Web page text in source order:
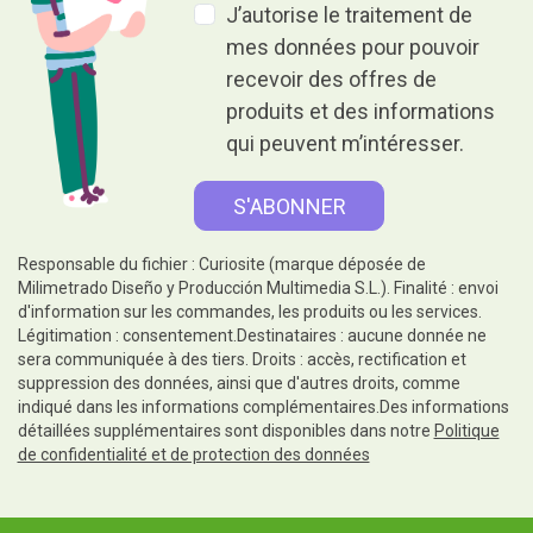
J’autorise le traitement de
mes données pour pouvoir
recevoir des offres de
produits et des informations
qui peuvent m’intéresser.
Responsable du fichier : Curiosite (marque déposée de
Milimetrado Diseño y Producción Multimedia S.L.). Finalité : envoi
d'information sur les commandes, les produits ou les services.
Légitimation : consentement.Destinataires : aucune donnée ne
sera communiquée à des tiers. Droits : accès, rectification et
suppression des données, ainsi que d'autres droits, comme
indiqué dans les informations complémentaires.Des informations
détaillées supplémentaires sont disponibles dans notre Politique
de confidentialité et de protection des données